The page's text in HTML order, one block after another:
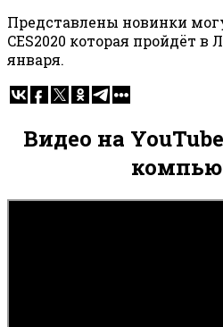
Представлены новинки
CES2020 которая пройдёт в
января.
Видео на